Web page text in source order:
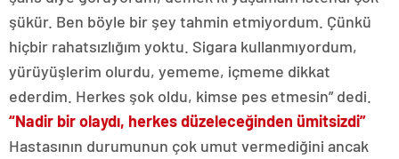
şükür. Ben böyle bir şey tahmin etmiyordum. Çünkü
hiçbir rahatsızlığım yoktu. Sigara kullanmıyordum,
yürüyüşlerim olurdu, yememe, içmeme dikkat
ederdim. Herkes şok oldu, kimse pes etmesin” dedi.
“Nadir bir olaydı, herkes düzeleceğinden ümitsizdi”
Hastasının durumunun çok umut vermediğini ancak